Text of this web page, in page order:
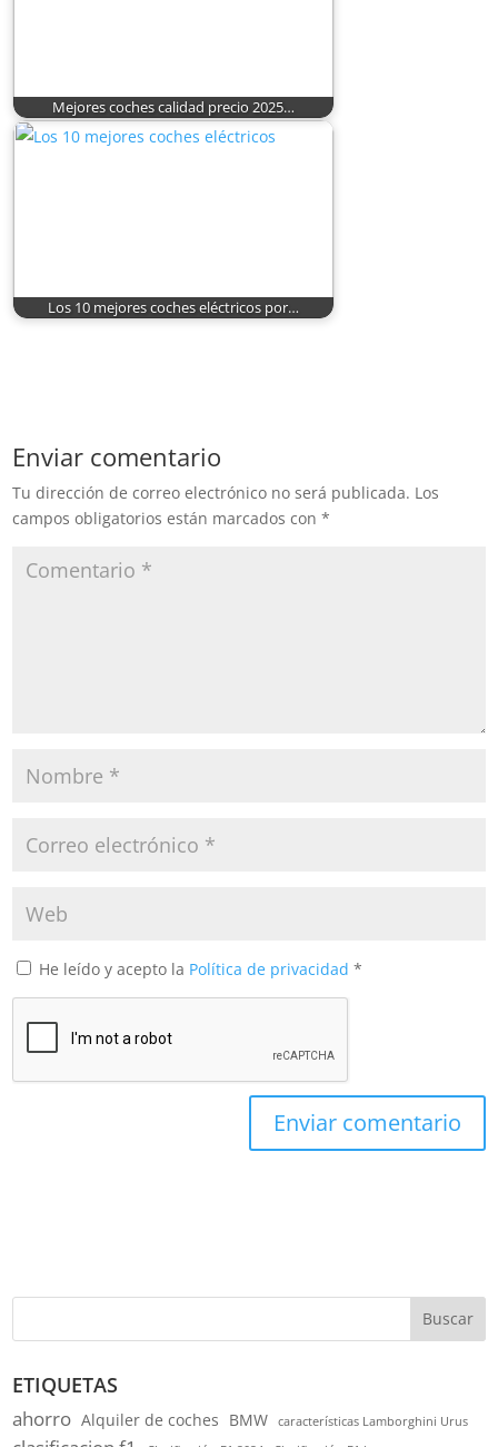
Mejores coches calidad precio 2025…
Los 10 mejores coches eléctricos por…
Enviar comentario
Tu dirección de correo electrónico no será publicada. Los
campos obligatorios están marcados con*
He leído y acepto la Política de privacidad*
Buscar
ETIQUETAS
ahorro Alquiler de coches BMW características Lamborghini Urus